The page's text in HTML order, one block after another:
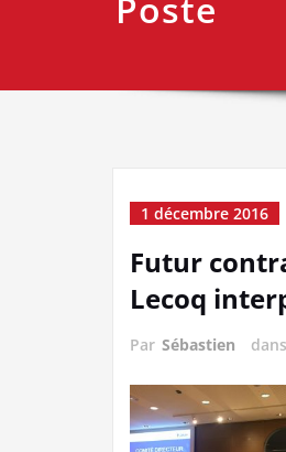
1 décembre 2016
Futur
Lecoq
Par Sébastien dans